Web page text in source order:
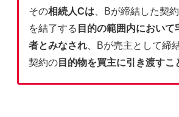
その相続人Cは 、Bが締結した契
を結了する 目的の範囲内において
者とみなされ 、Bが売主として締
契約の 目的物を買主に引き渡すこ